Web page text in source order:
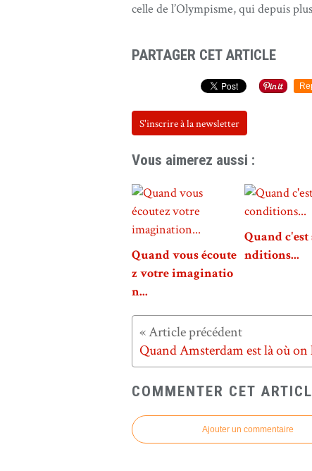
celle de l’Olympisme, qui depuis
PARTAGER CET ARTICLE
S'inscrire à la newsletter
Vous aimerez aussi :
Quand vous écoute
z votre imaginatio
n...
Quand c'est
nditions...
COMMENTER CET
Ajouter un commentaire